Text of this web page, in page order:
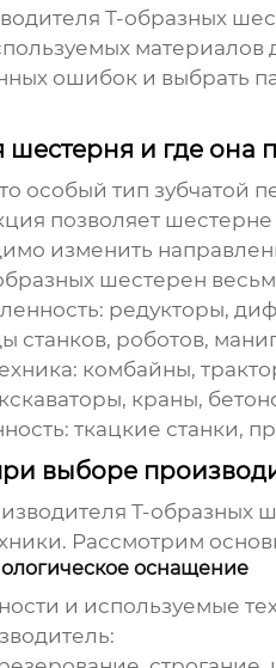
Т-образных
материалов
ошибок и выбрать
шестерня и где она
особый тип
позволяет
изменить
шестерен
редукторы,
станков, роботов,
комбайны,
краны,
ткацкие станки,
выборе
Т-образных
Рассмотрим
оснащение
и используемые